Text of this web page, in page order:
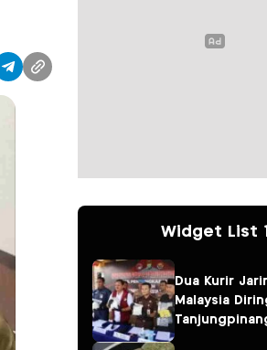
Widget List 1
Dua Kurir
Malaysia